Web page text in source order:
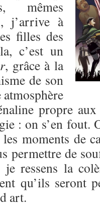
mêmes
j’arrive à
filles des
c’est un
, grâce à la
de son
propre
: on s’en fout.
moments de
permettre de
ressens la
qu’ils seront
art.